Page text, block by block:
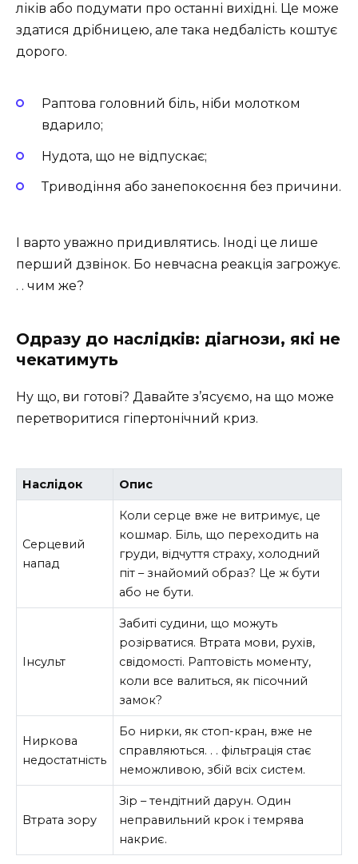
ліків або подумати про останні вихідні. Це може
здатися дрібницею, але така недбалість коштує
дорого.
Раптова головний біль, ніби молотком
вдарило;
Нудота, що не відпускає;
Триводіння або занепокоєння без причини.
І варто уважно придивлятись. Іноді це лише
перший дзвінок. Бо невчасна реакція загрожує.
. . чим же?
Одразу до наслідків: діагнози, які не
чекатимуть
Ну що, ви готові? Давайте з’ясуємо, на що може
перетворитися гіпертонічний криз.
Наслідок Опис
Серцевий
напад
Коли серце вже не витримує, це
кошмар. Біль, що переходить на
груди, відчуття страху, холодний
піт – знайомий образ? Це ж бути
або не бути.
Інсульт
Забиті судини, що можуть
розірватися. Втрата мови, рухів,
свідомості. Раптовість моменту,
коли все валиться, як пісочний
замок?
Ниркова
недостатність
Бо нирки, як стоп-кран, вже не
справляються. . . фільтрація стає
неможливою, збій всіх систем.
Втрата зору
Зір – тендітний дарун. Один
неправильний крок і темрява
накриє.